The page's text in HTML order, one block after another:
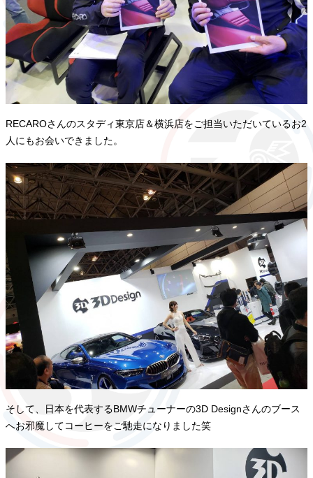
RECAROさんのスタディ東京店＆横浜店をご担当いただいているお2
人にもお会いできました。
そして、日本を代表するBMWチューナーの3D Designさんのブース
へお邪魔してコーヒーをご馳走になりました笑